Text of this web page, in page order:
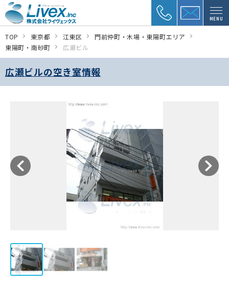
MENU
TOP 東京都 江東区
門前仲町・木場・東陽町エリア
東陽町・南砂町
広瀬ビル
広瀬ビルの空き室情報